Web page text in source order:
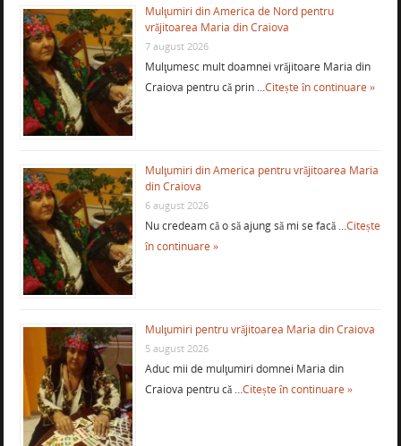
Mulţumiri din America de Nord pentru
vrăjitoarea Maria din Craiova
7 august 2026
Mulţumesc mult doamnei vrăjitoare Maria din
Craiova pentru că prin …Citește în continuare »
Mulţumiri din America pentru vrăjitoarea Maria
din Craiova
6 august 2026
Nu credeam că o să ajung să mi se facă …Citește
în continuare »
Mulţumiri pentru vrăjitoarea Maria din Craiova
5 august 2026
Aduc mii de mulţumiri domnei Maria din
Craiova pentru că …Citește în continuare »